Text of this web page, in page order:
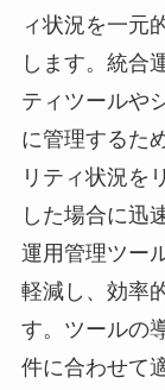
ィ状況を一元
します。統合
ティツールや
に管理するた
リティ状況を
した場合に迅
運用管理ツー
軽減し、効率
す。ツールの
件に合わせて